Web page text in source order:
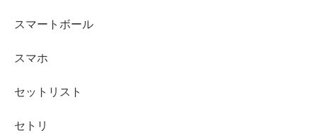
スマートボール
スマホ
セットリスト
セトリ